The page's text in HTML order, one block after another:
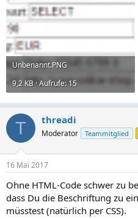
Unbenannt.PNG
9,2 KB · Aufrufe: 15
T threadi
Moderator Teammitglied
16 Mai 2017
Ohne HTML-Code schwer zu
dass Du die Beschriftung zu
müsstest (natürlich per CSS).